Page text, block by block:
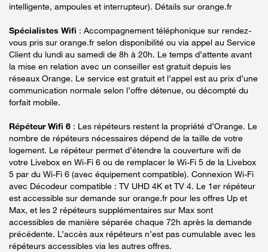
intelligente, ampoules et interrupteur). Détails sur orange.fr
Spécialistes Wifi : Accompagnement téléphonique sur rendez-
vous pris sur orange.fr selon disponibilité ou via appel au Service
Client du lundi au samedi de 8h à 20h. Le temps d’attente avant
la mise en relation avec un conseiller est gratuit depuis les
réseaux Orange. Le service est gratuit et l’appel est au prix d’une
communication normale selon l’offre détenue, ou décompté du
forfait mobile.
Répéteur Wifi 6 : Les répéteurs restent la propriété d’Orange. Le
nombre de répéteurs nécessaires dépend de la taille de votre
logement. Le répéteur permet d’étendre la couverture wifi de
votre Livebox en Wi-Fi 6 ou de remplacer le Wi-Fi 5 de la Livebox
5 par du Wi-Fi 6 (avec équipement compatible). Connexion Wi-Fi
avec Décodeur compatible : TV UHD 4K et TV 4. Le 1er répéteur
est accessible sur demande sur orange.fr pour les offres Up et
Max, et les 2 répéteurs supplémentaires sur Max sont
accessibles de manière séparée chaque 72h après la demande
précédente. L’accès aux répéteurs n’est pas cumulable avec les
répéteurs accessibles via les autres offres.